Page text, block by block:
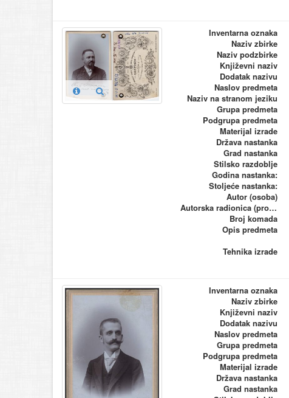
Inventarna oznaka
Naziv zbirke
Naziv podzbirke
Književni naziv
Dodatak nazivu
Naslov predmeta
Naziv na stranom jeziku
Grupa predmeta
Podgrupa predmeta
Materijal izrade
Država nastanka
Grad nastanka
Stilsko razdoblje
Godina nastanka:
Stoljeće nastanka:
Autor (osoba)
Autorska radionica (proizvođač)
Broj komada
Opis predmeta
Tehnika izrade
Inventarna oznaka
Naziv zbirke
Književni naziv
Dodatak nazivu
Naslov predmeta
Grupa predmeta
Podgrupa predmeta
Materijal izrade
Država nastanka
Grad nastanka